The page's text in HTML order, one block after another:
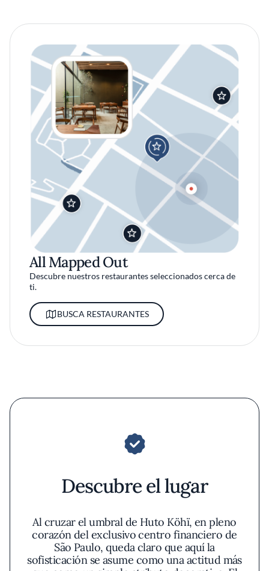
All Mapped Out
Descubre nuestros restaurantes seleccionados cerca de
ti.
BUSCA RESTAURANTES
Descubre el lugar
Al cruzar el umbral de Huto Köhï, en pleno
corazón del exclusivo centro financiero de
São Paulo, queda claro que aquí la
sofisticación se asume como una actitud más